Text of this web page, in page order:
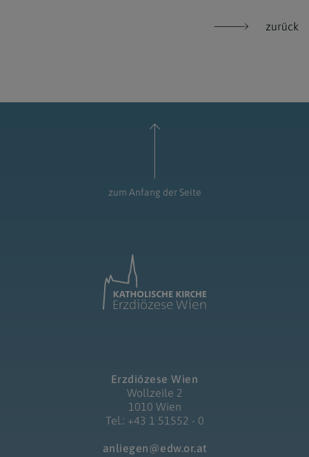
zurück
zum Anfang der Seite
Erzdiözese Wien
Wollzeile 2
1010 Wien
Tel.: +43 1 51552 - 0
anliegen@edw.or.at